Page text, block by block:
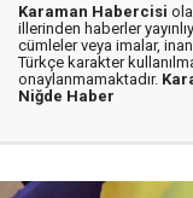
Karaman Habercisi
illerinden haberler
cümleler veya imalar,
Türkçe karakter
onaylanmamaktadır.
Niğde Haber